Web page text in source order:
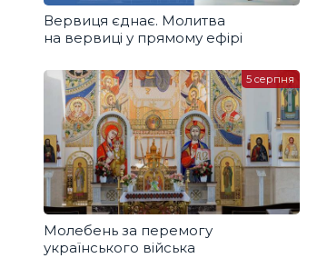
Вервиця єднає. Молитва
на вервиці у прямому ефірі
Молебень за перемогу
українського війська
5 серпня